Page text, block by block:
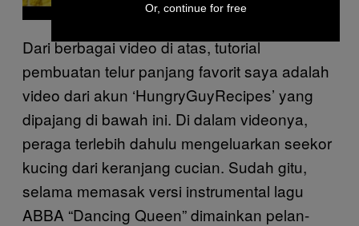
Dari berbagai video di atas, tutorial
pembuatan telur panjang favorit saya adalah
video dari akun ‘HungryGuyRecipes’ yang
dipajang di bawah ini. Di dalam videonya,
peraga terlebih dahulu mengeluarkan seekor
kucing dari keranjang cucian. Sudah gitu,
selama memasak versi instrumental lagu
ABBA “Dancing Queen” dimainkan pelan-
Or, continue for free